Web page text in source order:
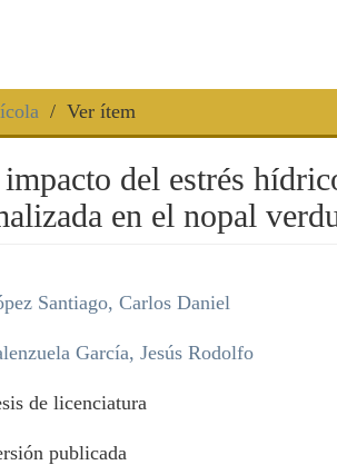
Ver ítem
del estrés
en el nopal
Santiago, Carlos Daniel
García, Jesús Rodolfo
de licenciatura
publicada